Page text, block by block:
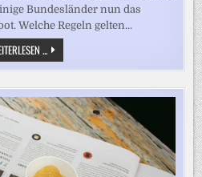
Bundesländer nun das
Welche Regeln gelten...
... NIEDRIGWASSER:
WAS
DIE
DES
LKW-
FAHRVERBOTS
BEDEUTET